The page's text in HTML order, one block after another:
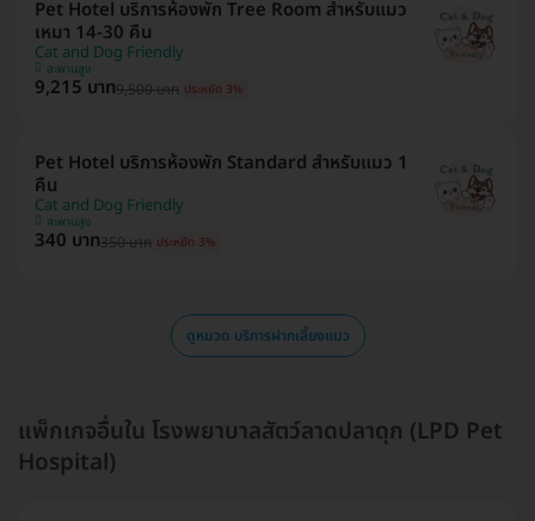
Pet Hotel บริการห้องพัก Tree Room สำหรับแมว
เหมา 14-30 คืน
Cat and Dog Friendly
สะพานสูง
9,215 บาท9,500 บาท ประหยัด 3%
Pet Hotel บริการห้องพัก Standard สำหรับแมว 1
คืน
Cat and Dog Friendly
สะพานสูง
340 บาท350 บาท ประหยัด 3%
ดูหมวด บริการฝากเลี้ยงแมว
แพ็กเกจอื่นใน โรงพยาบาลสัตว์ลาดปลาดุก (LPD Pet
Hospital)